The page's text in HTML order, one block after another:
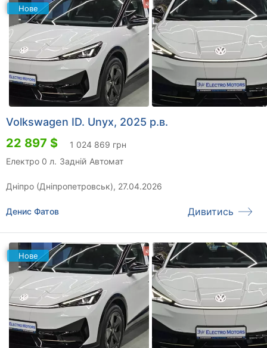
Нове
Volkswagen ID. Unyx, 2025 р.в.
22 897 $
1 024 869 грн
Електро 0 л. Задній Автомат
Дніпро (Дніпропетровськ), 27.04.2026
Денис Фатов Дивитись
Нове